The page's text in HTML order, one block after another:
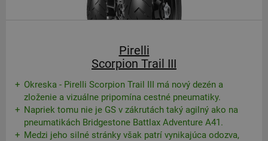
Pirelli
Scorpion Trail III
Okreska - Pirelli Scorpion Trail III má nový dezén a
zloženie a vizuálne pripomína cestné pneumatiky.
Napriek tomu nie je GS v zákrutách taký agilný ako na
pneumatikách Bridgestone Battlax Adventure A41.
Medzi jeho silné stránky však patrí vynikajúca odozva,